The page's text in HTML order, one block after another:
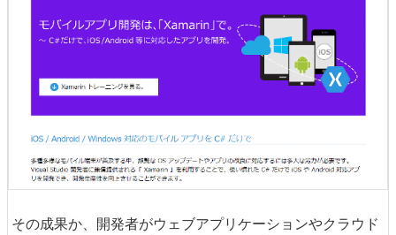
その成果か、開発者がウェブアプリケーションやクラウド